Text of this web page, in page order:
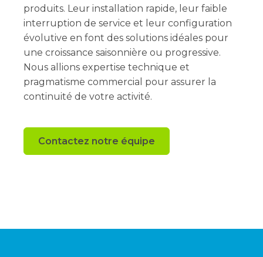
produits. Leur installation rapide, leur faible
interruption de service et leur configuration
évolutive en font des solutions idéales pour
une croissance saisonnière ou progressive.
Nous allions expertise technique et
pragmatisme commercial pour assurer la
continuité de votre activité.
Contactez notre équipe